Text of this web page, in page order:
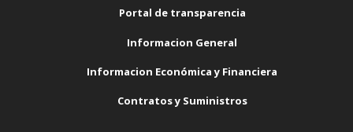
Portal de transparencia
Informacion General
Informacion Económica y Financiera
Contratos y Suministros